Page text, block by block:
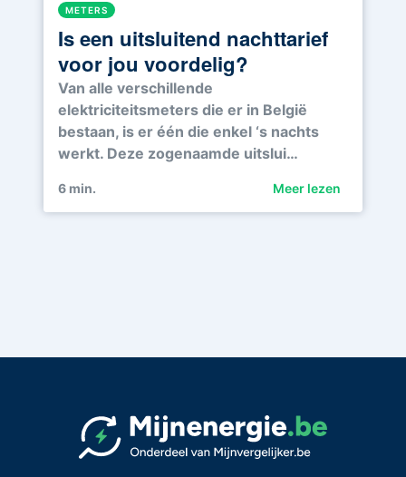
METERS
Is een uitsluitend nachttarief
voor jou voordelig?
Van alle verschillende
elektriciteitsmeters die er in België
bestaan, is er één die enkel ‘s nachts
werkt. Deze zogenaamde uitslui…
6 min. Meer lezen